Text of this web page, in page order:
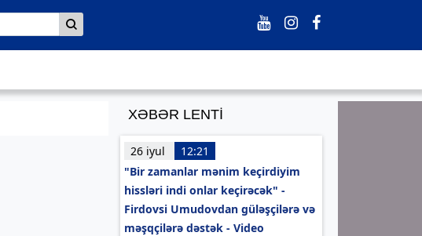
XƏBƏR LENTİ
26 iyul
12:21
"Bir zamanlar mənim keçirdiyim
hissləri indi onlar keçirəcək" -
Firdovsi Umudovdan güləşçilərə və
məşqçilərə dəstək - Video